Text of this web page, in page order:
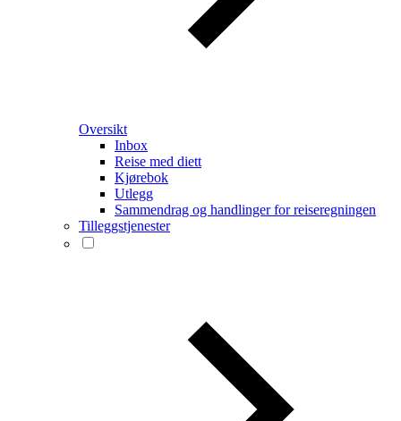
Oversikt
Inbox
Reise med diett
Kjørebok
Utlegg
Sammendrag og handlinger for reiseregningen
Tilleggstjenester